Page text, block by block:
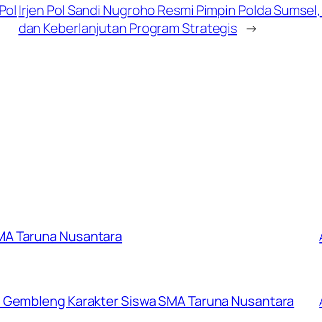
Irjen Pol Sandi Nugroho Resmi Pimpin Polda
dan Keberlanjutan Program Strategis →
Taruna Nusantara
Karakter Siswa SMA Taruna Nusantara